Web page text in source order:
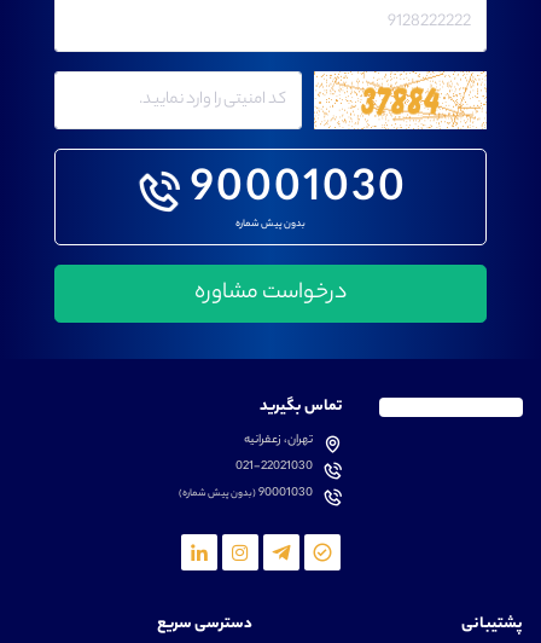
90001030
بدون پیش شماره
تماس بگیرید
تهران، زعفرانیه
021-22021030
90001030(بدون پیش شماره)
پشتیبانی دسترسی سریع